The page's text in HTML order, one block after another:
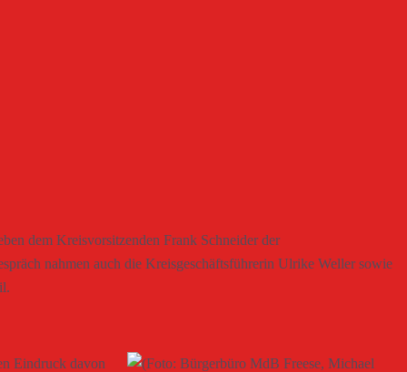
dem Kreisvorsitzenden Frank Schneider der
nahmen auch die Kreisgeschäftsführerin Ulrike Weller sowie
Eindruck davon